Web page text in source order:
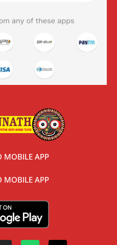
MOBILE APP
MOBILE APP